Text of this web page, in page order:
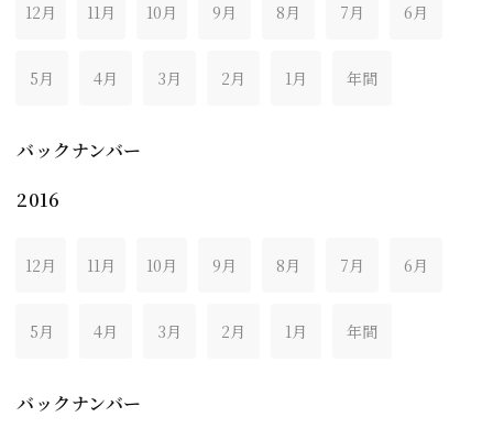
12月 11月 10月 9月 8月 7月 6月
5月 4月 3月 2月 1月 年間
バックナンバー
2016
12月 11月 10月 9月 8月 7月 6月
5月 4月 3月 2月 1月 年間
バックナンバー